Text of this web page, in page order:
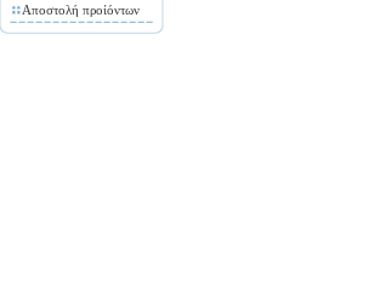
Αποστολή προίόντων